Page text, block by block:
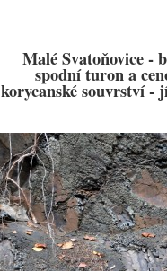
Malé Svatoňovice -
spodní turon a
korycanské souvrství -